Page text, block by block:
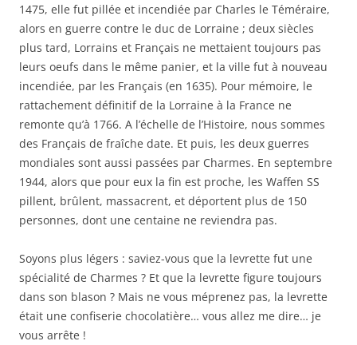
1475, elle fut pillée et incendiée par Charles le Téméraire,
alors en guerre contre le duc de Lorraine ; deux siècles
plus tard, Lorrains et Français ne mettaient toujours pas
leurs oeufs dans le même panier, et la ville fut à nouveau
incendiée, par les Français (en 1635). Pour mémoire, le
rattachement définitif de la Lorraine à la France ne
remonte qu’à 1766. A l’échelle de l’Histoire, nous sommes
des Français de fraîche date. Et puis, les deux guerres
mondiales sont aussi passées par Charmes. En septembre
1944, alors que pour eux la fin est proche, les Waffen SS
pillent, brûlent, massacrent, et déportent plus de 150
personnes, dont une centaine ne reviendra pas.
Soyons plus légers : saviez-vous que la levrette fut une
spécialité de Charmes ? Et que la levrette figure toujours
dans son blason ? Mais ne vous méprenez pas, la levrette
était une confiserie chocolatière… vous allez me dire… je
vous arrête !